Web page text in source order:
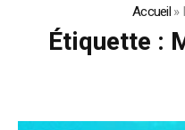
Accueil»
Étiquette :